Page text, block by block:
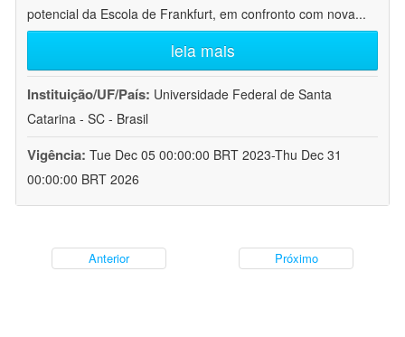
potencial da Escola de Frankfurt, em confronto com nova...
leia mais
Instituição/UF/País: Universidade Federal de Santa
Catarina - SC - Brasil
Vigência: Tue Dec 05 00:00:00 BRT 2023-Thu Dec 31
00:00:00 BRT 2026
Anterior Próximo